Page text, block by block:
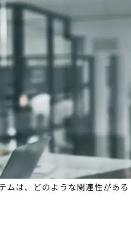
ムは、どのような関連性がある